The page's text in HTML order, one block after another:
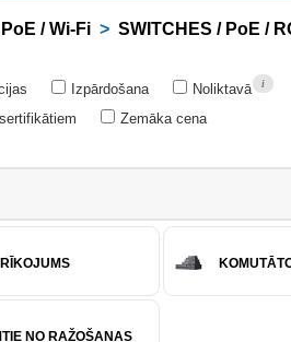
/ Wi-Fi > SWITCHES / PoE /
Izpārdošana Noliktavā i
Zemāka cena
NO RAŽOŠANAS